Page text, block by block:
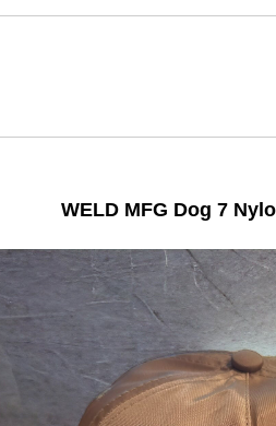
WELD MFG Dog 7